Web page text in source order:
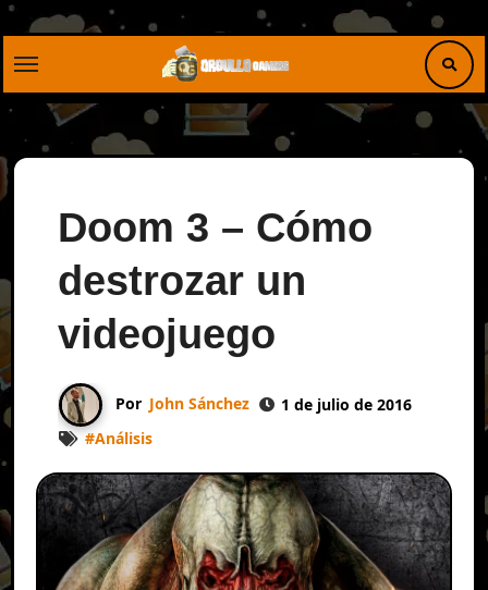
Saltar
Doom 3 – Cómo
destrozar un
videojuego
Por John Sánchez
1 de julio de 2016
#Análisis